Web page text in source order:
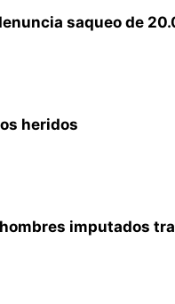
saqueo de
heridos
imputados